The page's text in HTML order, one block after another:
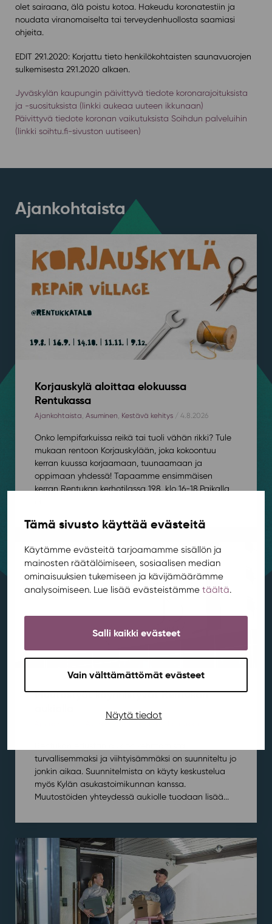
Tämä sivusto käyttää evästeitä
Käytämme evästeitä tarjoamamme sisällön ja
mainosten räätälöimiseen, sosiaalisen median
ominaisuuksien tukemiseen ja kävijämäärämme
analysoimiseen. Lue lisää evästeistämme täältä.
Salli kaikki evästeet
Vain välttämättömät evästeet
Näytä tiedot
olet sairaana, älä poistu kotoa. Hakeudu koronatestiin ja
noudata viranomaiselta tai terveydenhuollosta saamiasi
ohjeita.
EDIT 29.1.2020: Korjattu tieto henkilökohtaisten saunavuorojen
sulkemisesta 29.1.2020 alkaen.
Jyväskylän kaupungin päivittyvä tiedote koronarajoituksista
ja -suosituksista (linkki aukeaa uuteen ikkunaan)
Päivittyvä tiedote koronan vaikutuksista Soihdun palveluihin
(linkki soihtu.fi-sivuston uutiseen)
Ajankohtaista
Korjauskylä aloittaa elokuussa
Rentukassa
Ajankohtaista Asuminen Kestävä kehitys/ 4.8.2026
Onko lempifarkuissa reikä tai tuoli vähän rikki? Tule
mukaan rentoon Korjauskylään, joka kokoontuu
kerran kuussa korjaamaan, tuunaamaan ja
oppimaan yhdessä! Tapaamme ensimmäisen
kerran Rentukan kerhotilassa 19.8. klo 16-18.⁠⁠Paikalla
Muutostyöt käynnistyvät Rentukan
Aluekehitys
turvallisemmaksi ja viihtyisämmäksi on suunniteltu jo
jonkin aikaa. Suunnitelmista on käyty keskustelua
myös Kylän asukastoimikunnan kanssa.
Muutostöiden yhteydessä aukiolle tuodaan lisää...